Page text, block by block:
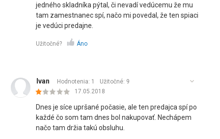
jedného skladníka pýtal, či nevadí vedúcemu že mu
tam zamestnanec spí, načo mi povedal, že ten spiaci
je vedúci predajne.
Užitočné? Áno
Ivan Hodnotenia: 1 Užitočné: 9
17.05.2018
Dnes je síce upršané počasie, ale ten predajca spí po
každé čo som tam dnes bol nakupovať. Nechápem
načo tam držia takú obsluhu.